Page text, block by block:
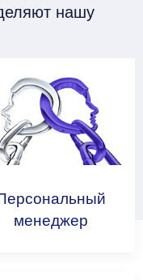
нашу
менеджер